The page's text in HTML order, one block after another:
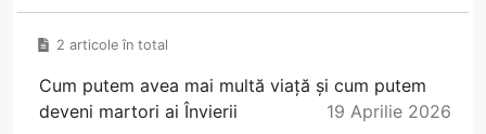
2 articole în total
Cum putem avea mai multă viață și cum putem
deveni martori ai Învierii
19 Aprilie 2026